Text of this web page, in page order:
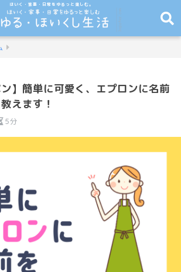
ほいく・家事・日常をゆるっと楽しむ。
ン】簡単に可愛く、エプロンに名前
えます！
5分